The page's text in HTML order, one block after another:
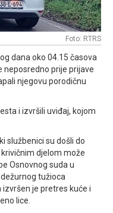
Foto: RTRS
dana oko 04.15 časova
neposredno prije prijave
njegovu porodičnu
i izvršili uviđaj, kojom
službenici su došli do
djelom može
Osnovnog suda u
tužioca
je pretres kuće i
lice.